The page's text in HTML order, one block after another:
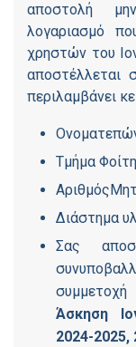
αποστολή
λογαριασμό
χρηστών του
αποστέλλεται
περιλαμβάνει
Τμήμα
Διάστημα
Σας
Άσκηση
2024-2025,